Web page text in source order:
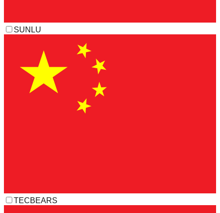
SUNLU
TECBEARS